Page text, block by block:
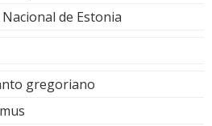
de Estonia
gregoriano